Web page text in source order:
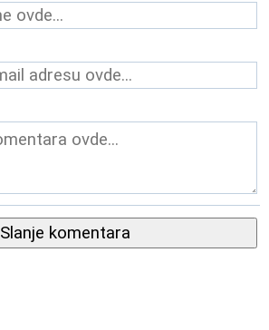
Slanje komentara